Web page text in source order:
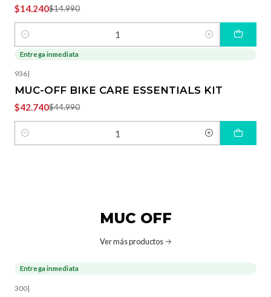
$14.240$14.990
Cantidad
-5%OFF
Entrega inmediata
936|
MUC-OFF BIKE CARE ESSENTIALS KIT
$42.740$44.990
Cantidad
MUC OFF
Ver más productos
Entrega inmediata
300|